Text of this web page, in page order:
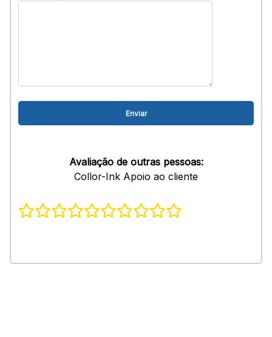
Avaliação de outras pessoas:
Collor-Ink Apoio ao cliente